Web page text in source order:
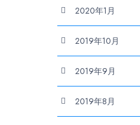
2020年1月
2019年10月
2019年9月
2019年8月